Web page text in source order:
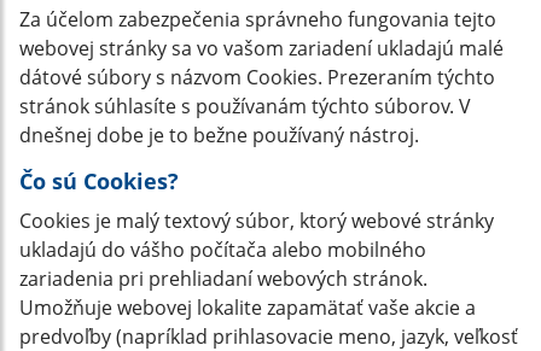
Za účelom zabezpečenia správneho fungovania tejto
webovej stránky sa vo vašom zariadení ukladajú malé
dátové súbory s názvom Cookies. Prezeraním týchto
stránok súhlasíte s používanám týchto súborov. V
dnešnej dobe je to bežne používaný nástroj.
Čo sú Cookies?
Cookies je malý textový súbor, ktorý webové stránky
ukladajú do vášho počítača alebo mobilného
zariadenia pri prehliadaní webových stránok.
Umožňuje webovej lokalite zapamätať vaše akcie a
predvoľby (napríklad prihlasovacie meno, jazyk, veľkosť